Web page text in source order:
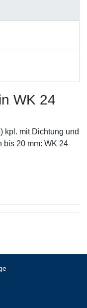
WK 24
kpl. mit Dichtung und
bis 20 mm: WK 24